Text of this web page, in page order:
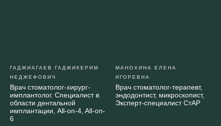
ГАДЖИАГАЕВ ГАДЖИКЕРИМ
НЕДЖЕФОВИЧ
Врач стоматолог-хирург-
имплантолог. Специалист в
области дентальной
имплантации, All-on-4, All-on-
6
МАНОХИНА ЕЛЕНА
ИГОРЕВНА
Врач стоматолог-терапевт,
эндодонтист, микроскопист,
Эксперт-специалист СтАР